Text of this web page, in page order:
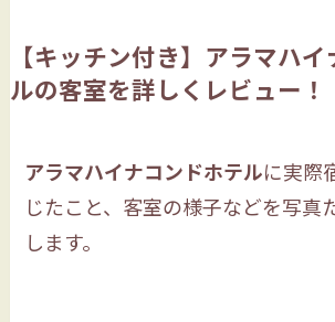
【キッチン付き】アラマハ
ルの客室を詳しくレビュー！
アラマハイナコンドホテルに実際
じたこと、客室の様子などを写真
します。